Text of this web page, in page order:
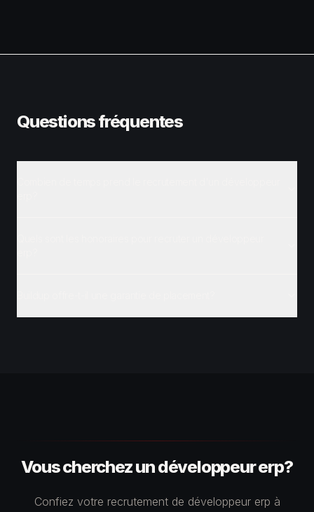
Questions fréquentes
Vous cherchez un développeur erp?
Confiez votre recrutement de développeur erp à